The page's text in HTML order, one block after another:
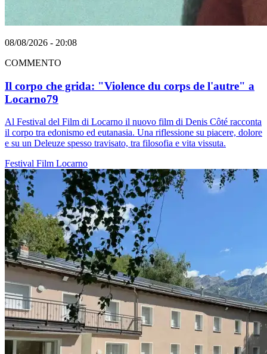
08/08/2026 - 20:08
COMMENTO
Il corpo che grida: "Violence du corps de l'autre" a
Locarno79
Al Festival del Film di Locarno il nuovo film di Denis Côté racconta
il corpo tra edonismo ed eutanasia. Una riflessione su piacere, dolore
e su un Deleuze spesso travisato, tra filosofia e vita vissuta.
Festival Film Locarno